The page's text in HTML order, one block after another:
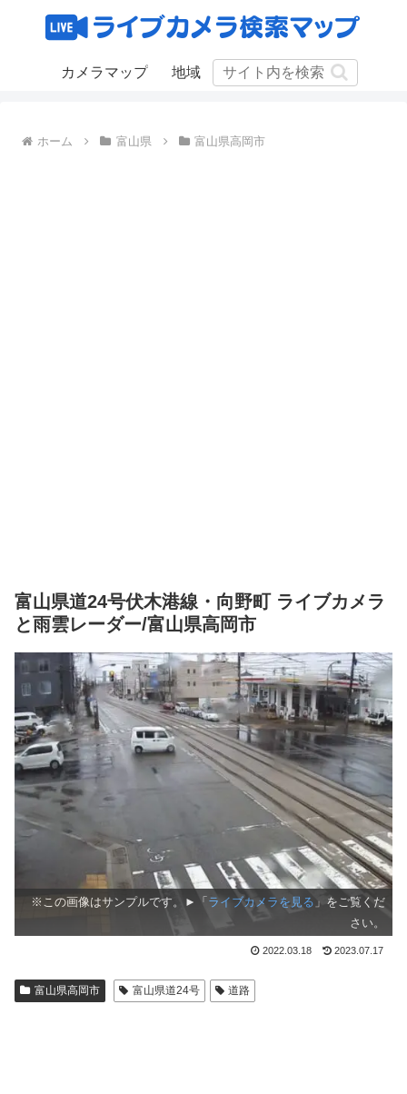
カメラマップ 地域
ホーム 富山県 富山県高岡市
富山県道24号伏木港線・向野町 ライブカメラ
と雨雲レーダー/富山県高岡市
※この画像はサンプルです。►「 ライブカメラを見る 」をご覧くだ
さい。
2022.03.18 2023.07.17
富山県高岡市 富山県道24号 道路